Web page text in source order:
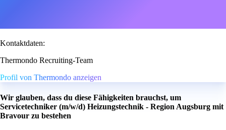
Kontaktdaten:
Thermondo Recruiting-Team
Profil von Thermondo anzeigen
Wir glauben, dass du diese Fähigkeiten brauchst, um
Servicetechniker (m/w/d) Heizungstechnik - Region Augsburg mit
Bravour zu bestehen